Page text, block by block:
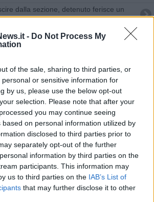
- Do Not Process My
of the sale, sharing to third parties, or
or sensitive information for
by us, please use the below opt-out
selection. Please note that after your
you may continue seeing
based on personal information utilized by
disclosed to third parties prior to
separately opt-out of the further
information by third parties on the
participants. This information may
us to third parties on the IAB’s List of
that may further disclose it to other
dalla sezione, detenuto ferisce un
il figlio in carcere e gli porta droga
sferra il pugno, l'agente finisce in
a pugni, nuova aggressione in
in carcere con un pugno al
piace, in carcere scoppia la rivolta
premio e poi non rientra in carcere
servizio trovano un evaso dal carcere